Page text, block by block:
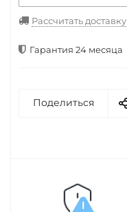
Рассчитать доставку
Гарантия 24 месяца
Поделиться